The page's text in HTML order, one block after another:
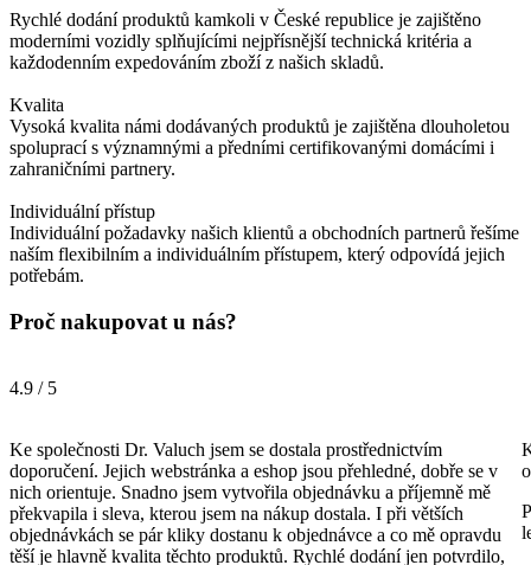
Rychlé dodání produktů kamkoli v České republice je zajištěno
moderními vozidly splňujícími nejpřísnější technická kritéria a
každodenním expedováním zboží z našich skladů.
Kvalita
Vysoká kvalita námi dodávaných produktů je zajištěna dlouholetou
spoluprací s významnými a předními certifikovanými domácími i
zahraničními partnery.
Individuální přístup
Individuální požadavky našich klientů a obchodních partnerů řešíme
naším flexibilním a individuálním přístupem, který odpovídá jejich
potřebám.
Proč nakupovat u nás?
4.9 / 5
Ke společnosti Dr. Valuch jsem se dostala prostřednictvím
doporučení. Jejich webstránka a eshop jsou přehledné, dobře se v
nich orientuje. Snadno jsem vytvořila objednávku a příjemně mě
překvapila i sleva, kterou jsem na nákup dostala. I při větších
objednávkách se pár kliky dostanu k objednávce a co mě opravdu
těší je hlavně kvalita těchto produktů. Rychlé dodání jen potvrdilo,